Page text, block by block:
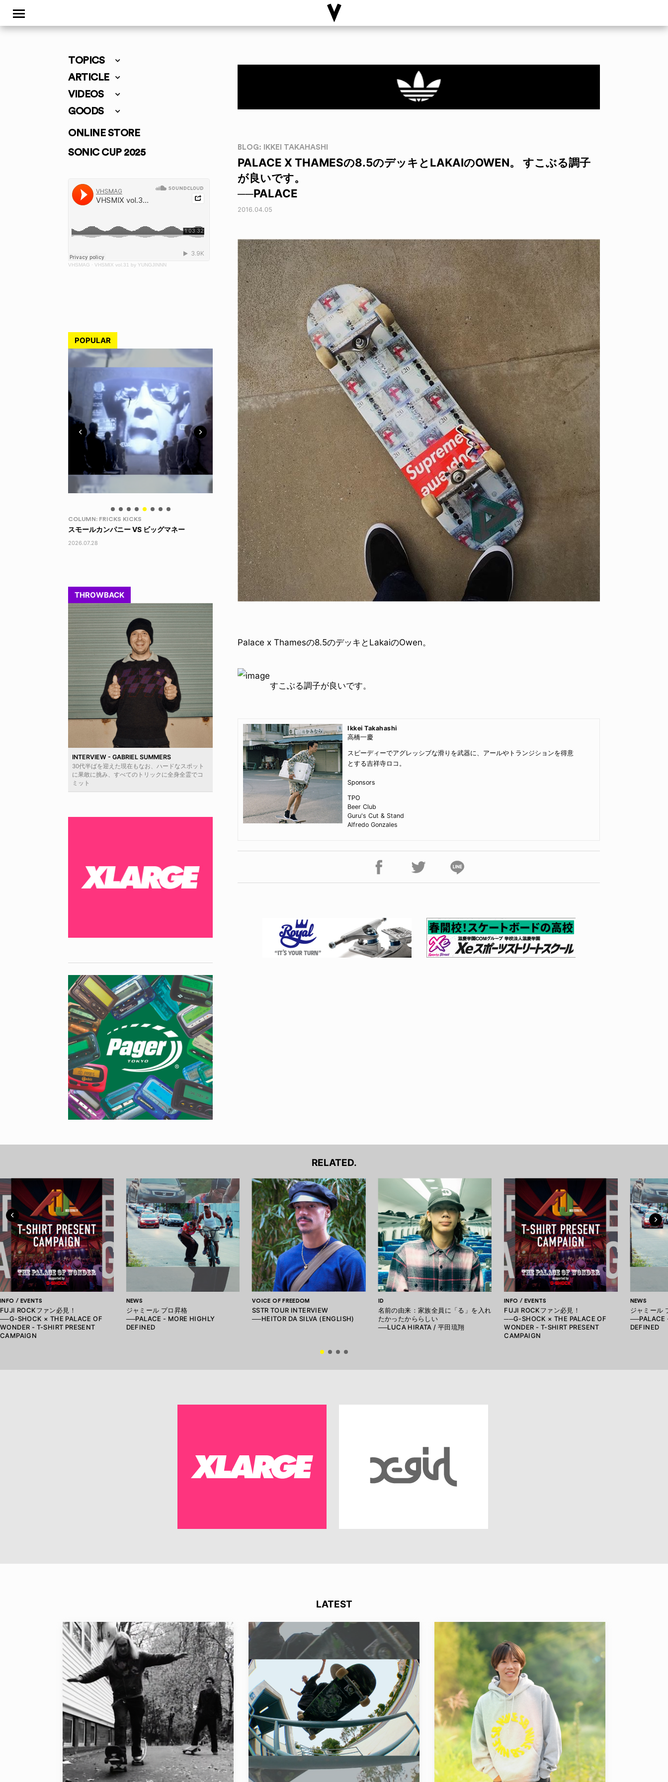
TOPICS
ARTICLE
VIDEOS
GOODS
ONLINE STORE
SONIC CUP 2025
VHSMAG · VHSMIX vol.31 by YUNGJINNN
POPULAR
LIFE HACK
LINE SOCKS
2026.08.04
LIFE HACK
150 WALLET
NEWS
HAGEBA BOYS 2026
2026.07.31
YO! CHUI
あの時のあの写真
2026.07.31
THROWBACK
INTERVIEW - GABRIEL SUMMERS
30代半ばを迎えた現在もなお、ハードなスポット
に果敢に挑み、すべてのトリックに全身全霊でコ
ミット
BLOG: IKKEI TAKAHASHI
PALACE X THAMESの8.5のデッキとLAKAIのOWEN。 すこぶる調子
が良いです。
──PALACE
2016.04.05
Palace x Thamesの8.5のデッキとLakaiのOwen。
すこぶる調子が良いです。
Ikkei Takahashi
高橋一慶
スピーディーでアグレッシブな滑りを武器に、アールやトランジションを得意
とする吉祥寺ロコ。
Sponsors
TPO
Beer Club
Guru's Cut & Stand
Alfredo Gonzales
RELATED.
INFO / EVENTS
FUJI ROCKファン必見！
──G-SHOCK × THE PALACE OF
WONDER - T-SHIRT PRESENT
CAMPAIGN
NEWS
ジャミール プロ昇格
──PALACE - MORE HIGHLY
DEFINED
VOICE OF FREEDOM
SSTR TOUR INTERVIEW
──HEITOR DA SILVA (ENGLISH)
ID
名前の由来：家族全員に「る」を入れ
たかったかららしい
──LUCA HIRATA / 平田琉翔
INFO / EVENTS
FUJI ROCKファン必見！
──G-SHOCK × THE PALACE OF
WONDER - T-SHIRT PRESENT
CAMPAIGN
NEWS
ジャミール
──PALACE
DEFINED
LATEST